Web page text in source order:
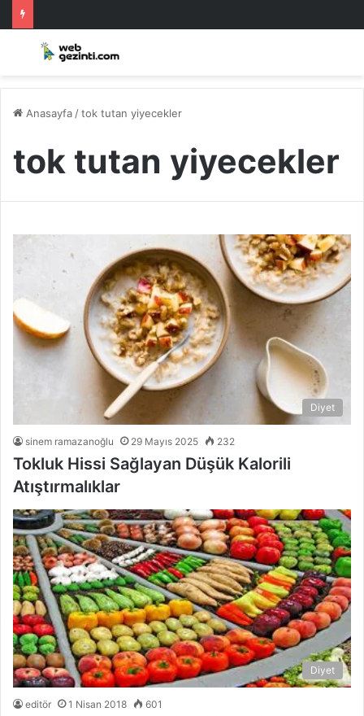
Anasayfa /tok tutan yiyecekler
tok tutan yiyecekler
Diyet
sinem ramazanoğlu 29 Mayıs 2025 232
Tokluk Hissi Sağlayan Düşük Kalorili
Atıştırmalıklar
Diyet
editör 1 Nisan 2018 601